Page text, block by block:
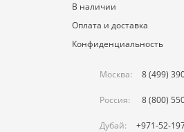
В наличии
Оплата и доставка
Конфиденциальность
Москва:
8 (499)
Россия: 8 (800)
Дубай: +971-52-